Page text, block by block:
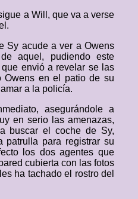
a Will, que va a verse
Sy acude a ver a Owens
aquel, pudiendo este
envió a revelar se las
en el patio de su
a la policía.
asegurándole a
en serio las amenazas,
buscar el coche de Sy,
patrulla para registrar su
los dos agentes que
cubierta con las fotos
ha tachado el rostro del